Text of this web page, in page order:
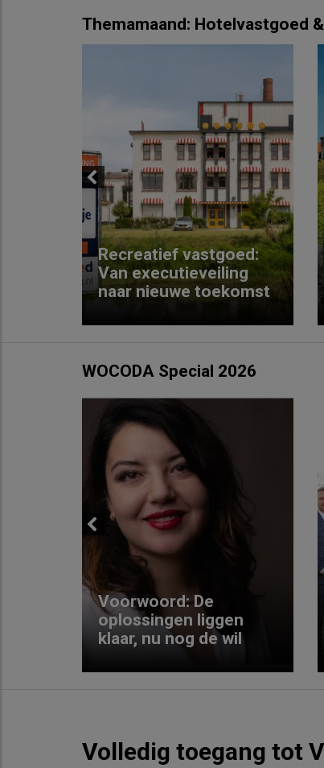
Themamaand: Hotelvastgoed
Previous
Recreatief vastgoed:
Van executieveiling
naar nieuwe toekomst
WOCODA Special 2026
Previous
Voorwoord: De
oplossingen liggen
klaar, nu nog de wil
Volledig toegang tot